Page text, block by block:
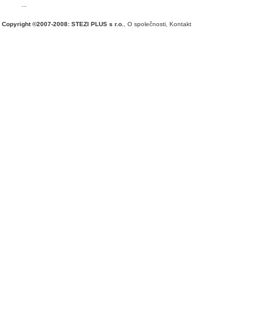
Copyright ©2007-2008: STEZI PLUS s r.o. O společnosti Kontakt